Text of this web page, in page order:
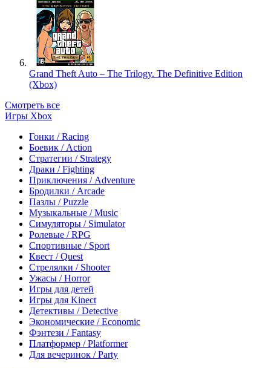
Grand Theft Auto – The Trilogy. The Definitive Edition
(Xbox)
Смотреть все
Игры Xbox
Гонки / Racing
Боевик / Action
Стратегии / Strategy
Драки / Fighting
Приключения / Adventure
Бродилки / Arcade
Пазлы / Puzzle
Музыкальные / Music
Симуляторы / Simulator
Ролевые / RPG
Спортивные / Sport
Квест / Quest
Стрелялки / Shooter
Ужасы / Horror
Игры для детей
Игры для Kinect
Детективы / Detective
Экономические / Economic
Фэнтези / Fantasy
Платформер / Platformer
Для вечеринок / Party